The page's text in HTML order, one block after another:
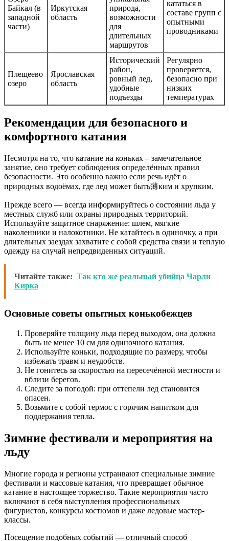
Байкал (в
западной
части)
Иркутская
область
природа,
возможности
для
длительных
маршрутов
кататься в
составе групп с
опытными
проводниками
Плещеево
озеро
Ярославская
область
Исторический
район,
ровный лед,
удобные
подъезды
Регулярно
проверяется,
безопасно при
низких
температурах
Рекомендации для безопасного и
комфортного катания
Несмотря на то, что катание на коньках – замечательное
занятие, оно требует соблюдения определённых правил
безопасности. Это особенно важно если речь идёт о
природных водоёмах, где лед может быть薄ким и хрупким.
Прежде всего — всегда информируйтесь о состоянии льда у
местных служб или охраны природных территорий.
Используйте защитное снаряжение: шлем, мягкие
наколенники и налокотники. Не катайтесь в одиночку, а при
длительных заездах захватите с собой средства связи и теплую
одежду на случай непредвиденных ситуаций.
Читайте также: Так кто же реальный убийца Чарли
Кирка
Основные советы опытных конькобежцев
Проверяйте толщину льда перед выходом, она должна
быть не менее 10 см для одиночного катания.
Используйте коньки, подходящие по размеру, чтобы
избежать травм и неудобств.
Не гонитесь за скоростью на пересечённой местности и
вблизи берегов.
Следите за погодой: при оттепели лед становится
опасен.
Возьмите с собой термос с горячим напитком для
поддержания тепла.
Зимние фестивали и мероприятия на
льду
Многие города и регионы устраивают специальные зимние
фестивали и массовые катания, что превращает обычное
катание в настоящее торжество. Такие мероприятия часто
включают в себя выступления профессиональных
фигуристов, конкурсы костюмов и даже ледовые мастер-
классы.
Посещение подобных событий — отличный способ